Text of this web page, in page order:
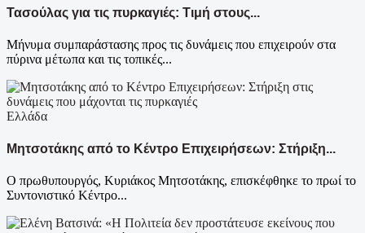
Τασούλας για τις πυρκαγιές: Τιμή στους...
Μήνυμα συμπαράστασης προς τις δυνάμεις που επιχειρούν στα
πύρινα μέτωπα και τις τοπικές...
Ελλάδα
Μητσοτάκης από το Κέντρο Επιχειρήσεων: Στήριξη...
Ο πρωθυπουργός, Κυριάκος Μητσοτάκης, επισκέφθηκε το πρωί το
Συντονιστικό Κέντρο...